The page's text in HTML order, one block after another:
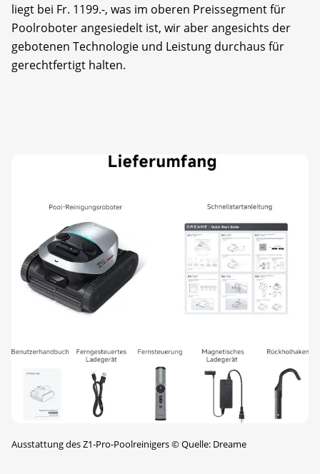
liegt bei Fr. 1199.-, was im oberen Preissegment für
Poolroboter angesiedelt ist, wir aber angesichts der
gebotenen Technologie und Leistung durchaus für
gerechtfertigt halten.
Ausstattung des Z1-Pro-Poolreinigers©Quelle: Dreame